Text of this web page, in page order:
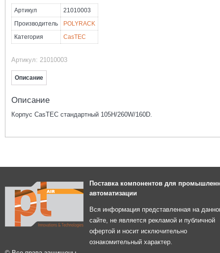
260
160
105
Артикул
21010003
Производитель
POLYRACK
Категория
CasTEC
Артикул: 21010003
Описание
Описание
Корпус CasTEC стандартный 105H/260W/160D.
Поставка компонентов для
автоматизации
Вся информация представленная на
сайте, не является рекламой и публичной
офертой и носит исключительно
ознакомительный характер.